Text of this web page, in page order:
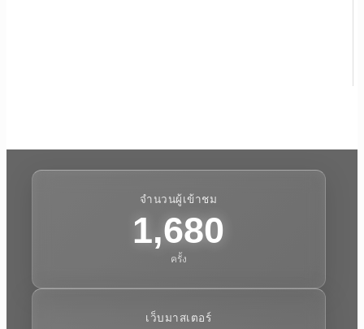
จำนวนผู้เข้าชม
1,680
ครั้ง
เว็บมาสเตอร์